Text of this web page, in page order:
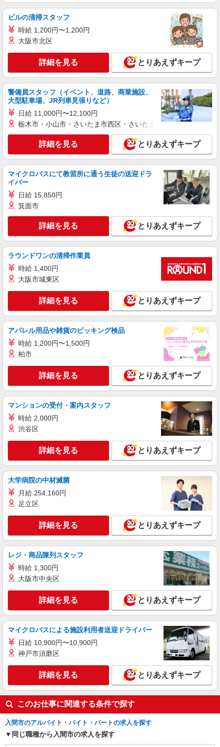
396-1）
キープ 詳細を見る
すき家 299号入間野田店
すき家の店舗スタッフ（接客・調理・清掃な
ど）
時給1,200円 ※22:00〜翌5:00：時給1,500円 ※
高校生時給1,150円 ※早朝手当（5:00〜9:00）時給
＋150円
埼玉県入間市野田1571-2
キープ 詳細を見る
正社員
株式会社HITOWA フードサービスカンパニー
福祉施設での調理師（チーフ候補）【正社員】
396-1）
キープ 詳細を見る
アルバイト パート
ビッグボーイ 入間藤沢店
時給1250円 ※22:00以降は時給1663円（深夜
加給＋100円含む） ■土日・祝手当 土日・祝は時
給＋50円
埼玉県入間市下藤沢776-1
キープ 詳細を見る
アルバイト パート
株式会社HITOWA フードサービスカンパニー
福祉施設での調理補助【アルバイト・パート】
変動します。 ※AP評価制度：あり 年1回の評価
により時給を見直します。 ※アルバイト賞与（寸
志）：あり 年2回。勤続年数により金額UP。
アズハイム入間 （埼玉県入間市高倉2丁目4番
キープ 詳細を見る
アルバイト パート
株式会社HITOWA フードサービスカンパニー
福祉施設での調理補助【アルバイト・パート】
します。 ※AP評価制度：あり 年1回の評価によ
り時給を見直します。 ※アルバイト賞与（寸
志）：あり 年2回。勤続年数により金額UP。
イリーゼ入間 （埼玉県入間市春日町1-10-26）
キープ 詳細を見る
アルバイト パート
久兵衛屋 入間豊岡店
うどん屋のホール・キッチン
時給1,160円＋交通費支給 ◆22時〜翌5時は時
給1,450円 ◆高校生は時給1,141円
埼玉県入間市豊岡4-5-17
キープ 詳細を見る
パート
すき家 463号入間東店
すき家の店舗スタッフ（接客・調理・清掃な
ど）
時給1,230円 ※22:00〜翌5:00：時給1,538円 ※
高校生時給1,150円 ※早朝手当（5:00〜9:00）時給
＋150円埼玉県入間市東町6-1-24
ビルの清掃スタッフ
時給 1,200円〜1,200円
大阪市北区
詳細を見る とりあえずキープ
警備員スタッフ（イベント、道路、商業施設、
大型駐車場、JR列車見張りなど）
日給 11,000円〜12,100円
栃木市・小山市・さいたま市西区・さいたま市岩槻区・久喜市・
詳細を見る とりあえずキープ
マイクロバスにて教習所に通う生徒の送迎ドラ
イバー
日給 15,850円
箕面市
詳細を見る とりあえずキープ
ラウンドワンの清掃作業員
時給 1,400円
大阪市城東区
詳細を見る とりあえずキープ
アパレル用品や雑貨のピッキング検品
時給 1,200円〜1,500円
柏市
詳細を見る とりあえずキープ
マンションの受付・案内スタッフ
時給 2,000円
渋谷区
詳細を見る とりあえずキープ
大学病院の中材滅菌
月給 254,160円
足立区
詳細を見る とりあえずキープ
レジ・商品陳列スタッフ
時給 1,300円
大阪市中央区
詳細を見る とりあえずキープ
マイクロバスによる施設利用者送迎ドライバー
日給 10,900円〜10,900円
神戸市須磨区
詳細を見る とりあえずキープ
このお仕事に関連する条件で探す
入間市のアルバイト・バイト・パートの求人を探す
同じ職種から入間市の求人を探す